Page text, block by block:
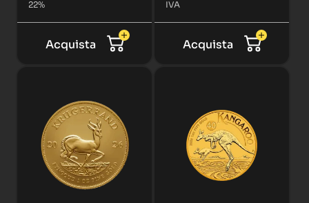
22%
Acquista
IVA
Acquista